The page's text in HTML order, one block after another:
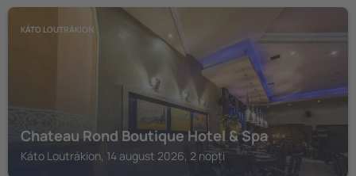
KÁTO LOUTRÁKION
Chateau Rond Boutique Hotel & Spa
Káto Loutrákion, 14 august 2026, 2 nopți